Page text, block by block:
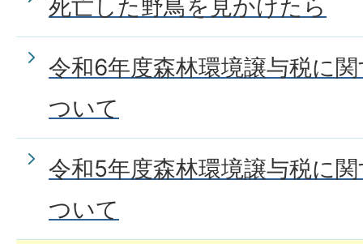
死亡した野鳥を見かけたら
令和6年度森林環境譲与税に
ついて
令和5年度森林環境譲与税に
ついて